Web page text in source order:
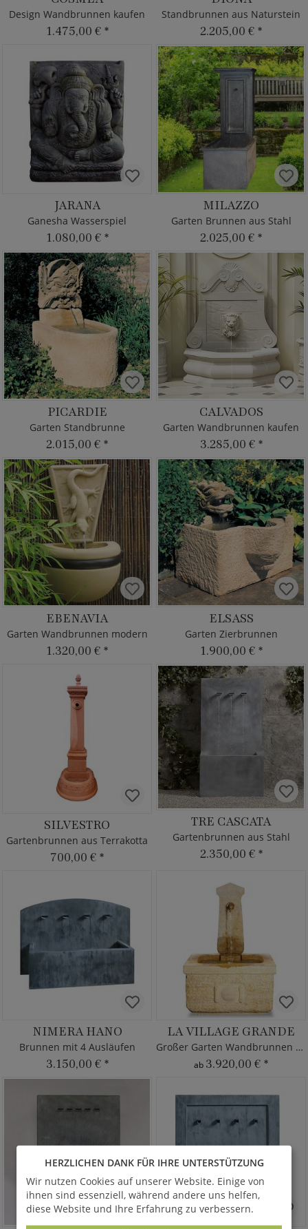
Design Wandbrunnen kaufen
1.475,00 € *
Standbrunnen aus Naturstein
2.205,00 € *
JARANA
Ganesha Wasserspiel
1.080,00 € *
MILAZZO
Garten Brunnen aus Stahl
2.025,00 € *
PICARDIE
Garten Standbrunne
2.015,00 € *
CALVADOS
Garten Wandbrunnen kaufen
3.285,00 € *
EBENAVIA
Garten Wandbrunnen modern
1.320,00 € *
ELSASS
Garten Zierbrunnen
1.900,00 € *
SILVESTRO
Gartenbrunnen aus Terrakotta
700,00 € *
TRE CASCATA
Gartenbrunnen aus Stahl
2.350,00 € *
NIMERA HANO
Brunnen mit 4 Ausläufen
3.150,00 € *
LA VILLAGE GRANDE
Großer Garten Wandbrunnen Naturstein
ab 3.920,00 € *
HERZLICHEN DANK FÜR IHRE UNTERSTÜTZUNG
Wir nutzen Cookies auf unserer Website. Einige von
ihnen sind essenziell, während andere uns helfen,
diese Website und Ihre Erfahrung zu verbessern.